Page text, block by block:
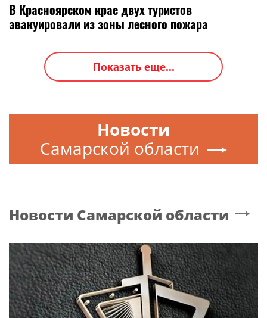
В Красноярском крае двух туристов
эвакуировали из зоны лесного пожара
Показать еще...
Новости
Самарской области
Новости Самарской области